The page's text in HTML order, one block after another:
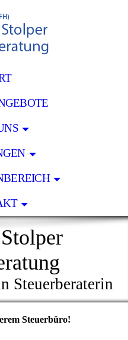
Steuerberaterin
Steuerbüro!